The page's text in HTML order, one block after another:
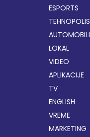
ESPORTS
TEHNOPOLIS
AUTOMOBILI
LOKAL
VIDEO
APLIKACIJE
TV
ENGLISH
VREME
MARKETING